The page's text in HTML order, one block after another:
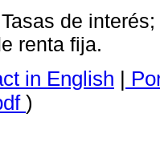
Tasas de
renta fija.
in English |
)